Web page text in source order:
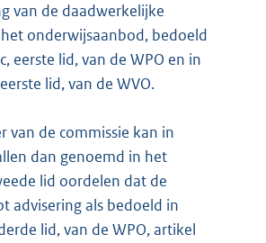
van de daadwerkelijke
onderwijsaanbod, bedoeld
eerste lid, van de WPO en in
lid, van de WVO.
van de commissie kan in
dan genoemd in het
lid oordelen dat de
advisering als bedoeld in
lid, van de WPO, artikel